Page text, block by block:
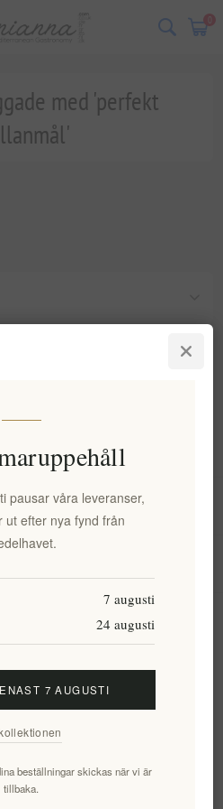
0
med 'perfekt
konto
pausar våra leveranser,
ut efter nya fynd från
7 augusti
24 augusti
7 AUGUSTI
beställningar skickas när vi är
tillbaka.